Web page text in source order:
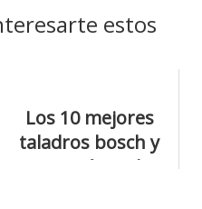
estos
Los 10 mejores
taladros bosch y
por qué son lo